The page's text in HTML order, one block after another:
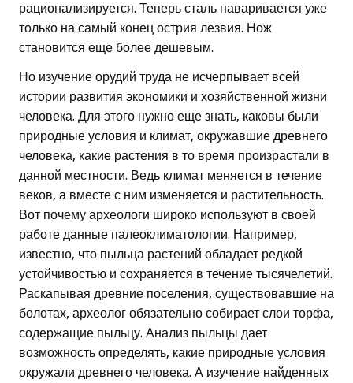
рационализируется. Теперь сталь наваривается уже
только на самый конец острия лезвия. Нож
становится еще более дешевым.
Но изучение орудий труда не исчерпывает всей
истории развития экономики и хозяйственной жизни
человека. Для этого нужно еще знать, каковы были
природные условия и климат, окружавшие древнего
человека, какие растения в то время произрастали в
данной местности. Ведь климат меняется в течение
веков, а вместе с ним изменяется и растительность.
Вот почему археологи широко используют в своей
работе данные палеоклиматологии. Например,
известно, что пыльца растений обладает редкой
устойчивостью и сохраняется в течение тысячелетий.
Раскапывая древние поселения, существовавшие на
болотах, археолог обязательно собирает слои торфа,
содержащие пыльцу. Анализ пыльцы дает
возможность определять, какие природные условия
окружали древнего человека. А изучение найденных